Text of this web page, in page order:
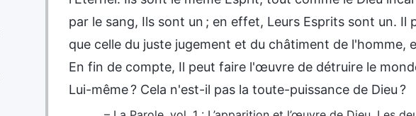
par le sang, Ils sont un ; en effet, Leurs Esprits sont un.
que celle du juste jugement et du châtiment de
En fin de compte, Il peut faire l'œuvre de détruire le
Lui-même ? Cela n'est-il pas la toute-puissance de Dieu ?